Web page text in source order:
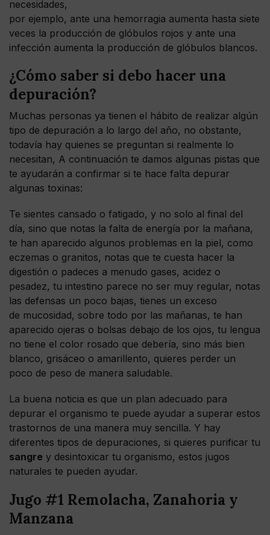
necesidades,
por ejemplo, ante una hemorragia aumenta hasta siete
veces la producción de glóbulos rojos y ante una
infección aumenta la producción de glóbulos blancos.
¿Cómo saber si debo hacer una
depuración?
Muchas personas ya tienen el hábito de realizar algún
tipo de depuración a lo largo del año, no obstante,
todavía hay quienes se preguntan si realmente lo
necesitan, A continuación te damos algunas pistas que
te ayudarán a confirmar si te hace falta depurar
algunas toxinas:
Te sientes cansado o fatigado, y no solo al final del
día, sino que notas la falta de energía por la mañana,
te han aparecido algunos problemas en la piel, como
eczemas o granitos, notas que te cuesta hacer la
digestión o padeces a menudo gases, acidez o
pesadez, tu intestino parece no ser muy regular, notas
las defensas un poco bajas, tienes un exceso
de mucosidad, sobre todo por las mañanas, te han
aparecido ojeras o bolsas debajo de los ojos, tu lengua
no tiene el color rosado que debería, sino más bien
blanco, grisáceo o amarillento, quieres perder un
poco de peso de manera saludable.
La buena noticia es que un plan adecuado para
depurar el organismo te puede ayudar a superar estos
trastornos de una manera muy sencilla. Y hay
diferentes tipos de depuraciones, si quieres purificar tu
sangre y desintoxicar tu organismo, estos jugos
naturales te pueden ayudar.
Jugo #1 Remolacha, Zanahoria y
Manzana